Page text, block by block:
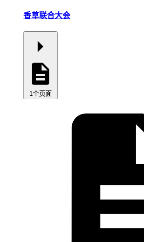
香草联合大会
1个页面